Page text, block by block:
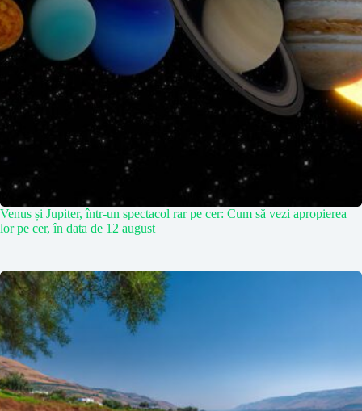
Venus și Jupiter, într-un spectacol rar pe cer: Cum să vezi apropierea
lor pe cer, în data de 12 august